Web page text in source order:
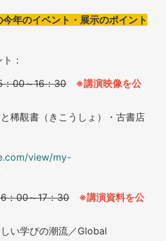
のイベント・展示のポイント
ト：
：00～16：30
※講演映像を公
と稀覯書（きこうしょ）・古書店
view/my-
：00～17：30 ※講演資料を公
しい学びの潮流／Global